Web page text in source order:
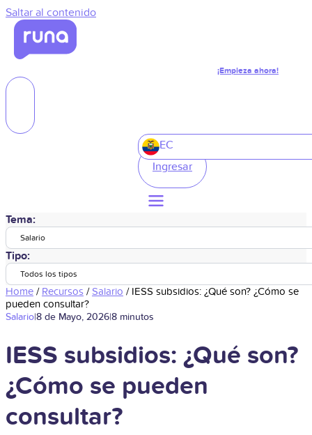
Saltar al contenido
¡Empieza ahora!
EC
Ingresar
Tema:
Salario
Tipo:
Todos los tipos
Home / Recursos /Salario / IESS subsidios: ¿Qué son? ¿Cómo se
pueden consultar?
Salario|8 de Mayo, 2026|8 minutos
IESS subsidios: ¿Qué son?
¿Cómo se pueden
consultar?